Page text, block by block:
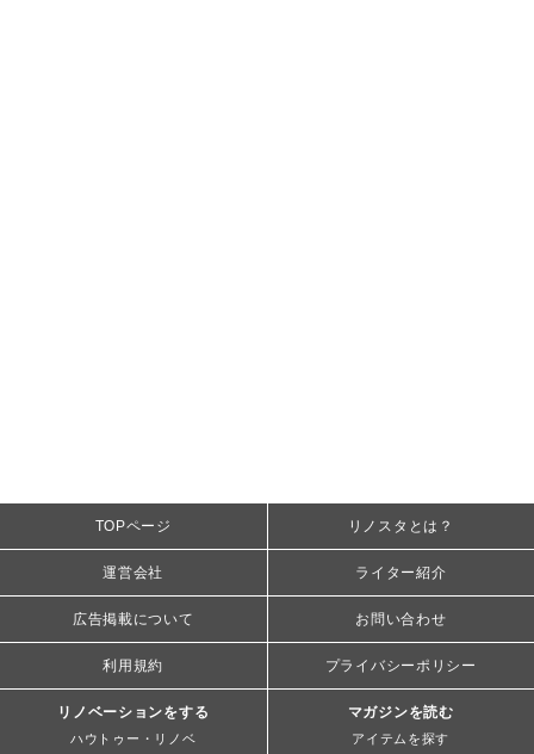
TOPページ リノスタとは？
運営会社 ライター紹介
広告掲載について お問い合わせ
利用規約 プライバシーポリシー
リノベーションをする
ハウトゥー・リノベ
マガジンを読む
アイテムを探す